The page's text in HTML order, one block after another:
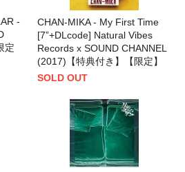
-
定
CHAN-MIKA - My First Time
[7”+DLcode] Natural Vibes
Records x SOUND CHANNEL
(2017)【特典付き】【限定】
SOLD OUT